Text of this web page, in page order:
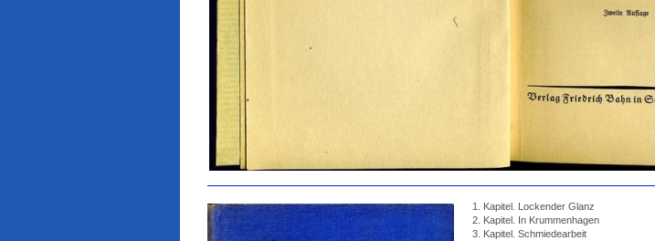
1. Kapitel. Lockender Glanz
2. Kapitel. In Krummenhagen
3. Kapitel. Schmiedearbeit